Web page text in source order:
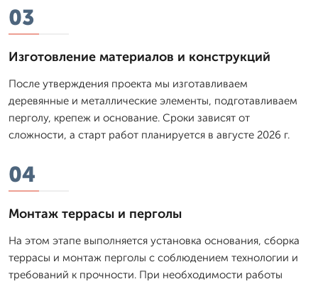
03
Изготовление материалов и конструкций
После утверждения проекта мы изготавливаем
деревянные и металлические элементы, подготавливаем
перголу, крепеж и основание. Сроки зависят от
сложности, а старт работ планируется в августе 2026 г.
04
Монтаж террасы и перголы
На этом этапе выполняется установка основания, сборка
террасы и монтаж перголы с соблюдением технологии и
требований к прочности. При необходимости работы